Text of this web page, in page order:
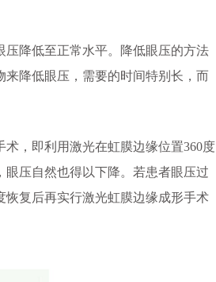
降低至正常水平。降低眼压的方法
降低眼压，需要的时间特别长，而
，即利用激光在虹膜边缘位置360度
压自然也得以下降。若患者眼压过
复后再实行激光虹膜边缘成形手术